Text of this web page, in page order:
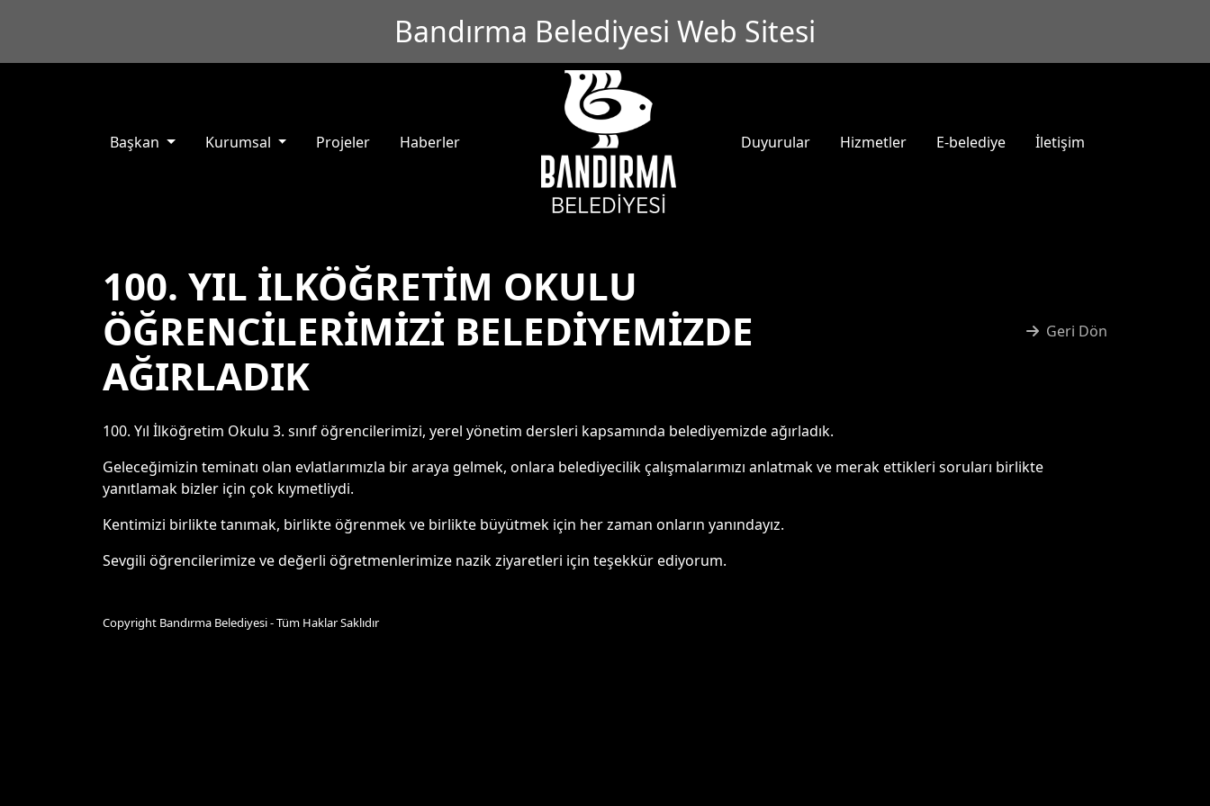
Bandırma Belediyesi Web Sitesi
Başkan Kurumsal Projeler Haberler Duyurular Hizmetler E-belediye İletişim
100. YIL İLKÖĞRETİM OKULU
ÖĞRENCİLERİMİZİ BELEDİYEMİZDE
AĞIRLADIK
Geri Dön
100. Yıl İlköğretim Okulu 3. sınıf öğrencilerimizi, yerel yönetim dersleri kapsamında belediyemizde ağırladık.
Geleceğimizin teminatı olan evlatlarımızla bir araya gelmek, onlara belediyecilik çalışmalarımızı anlatmak ve merak ettikleri soruları birlikte
yanıtlamak bizler için çok kıymetliydi.
Kentimizi birlikte tanımak, birlikte öğrenmek ve birlikte büyütmek için her zaman onların yanındayız.
Sevgili öğrencilerimize ve değerli öğretmenlerimize nazik ziyaretleri için teşekkür ediyorum.
Copyright Bandırma Belediyesi - Tüm Haklar Saklıdır